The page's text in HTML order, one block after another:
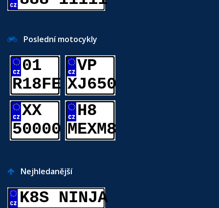
Poslední motocykly
01
R18FE
VP
XJ650
XX
50000
H8
MEXM8
Nejhledanější
K8S NINJA